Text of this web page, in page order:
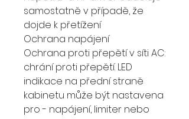
samostatně v případě, že
dojde k přetížení
Ochrana napájení
Ochrana proti přepětí v síti AC:
chrání proti přepětí. LED
indikace na přední straně
kabinetu může být nastavena
pro - napájení, limiter nebo